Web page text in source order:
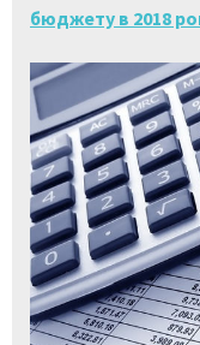
бюджету в 2018